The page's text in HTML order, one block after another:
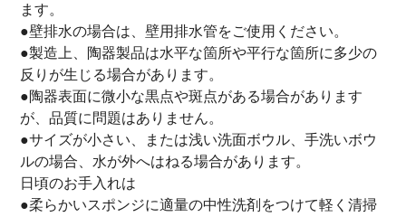
ます。
●壁排水の場合は、壁用排水管をご使用ください。
●製造上、陶器製品は水平な箇所や平行な箇所に多少の
反りが生じる場合があります。
●陶器表面に微小な黒点や斑点がある場合があります
が、品質に問題はありません。
●サイズが小さい、または浅い洗面ボウル、手洗いボウ
ルの場合、水が外へはねる場合があります。
日頃のお手入れは
●柔らかいスポンジに適量の中性洗剤をつけて軽く清掃